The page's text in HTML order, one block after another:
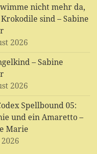
nicht mehr da,
sind – Sabine
2026
– Sabine
2026
Spellbound 05:
und ein Amaretto –
Marie